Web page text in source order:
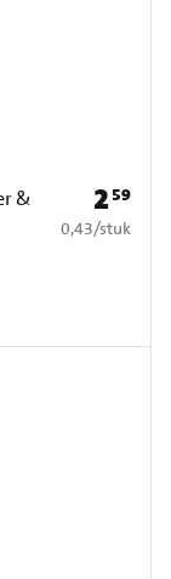
&
Prijs: €
259
€ 0,43 per stuk
0,43/stuk